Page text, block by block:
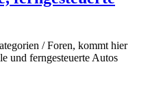
/ Foren, kommt hier
und ferngesteuerte Autos